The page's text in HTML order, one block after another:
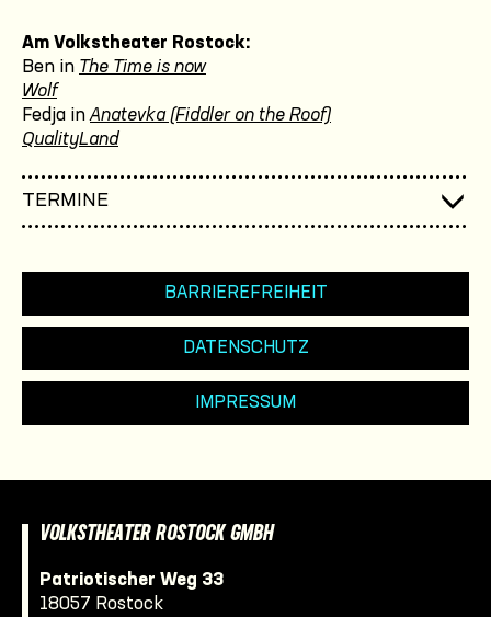
Am Volkstheater Rostock:
Ben in The Time is now
Wolf
Fedja in Anatevka (Fiddler on the Roof)
QualityLand
TERMINE
BARRIEREFREIHEIT
DATENSCHUTZ
IMPRESSUM
VOLKSTHEATER ROSTOCK GMBH
Patriotischer Weg 33
18057 Rostock